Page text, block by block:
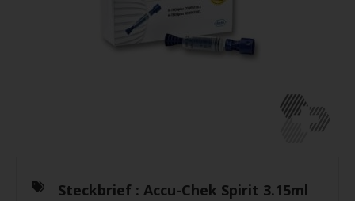
Steckbrief : Accu-Chek Spirit 3.15ml